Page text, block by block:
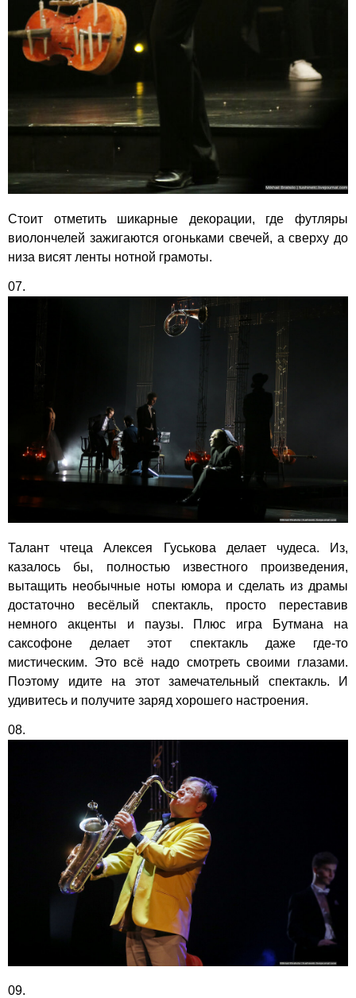
Стоит отметить шикарные декорации, где футляры
виолончелей зажигаются огоньками свечей, а сверху до
низа висят ленты нотной грамоты.
07.
Талант чтеца Алексея Гуськова делает чудеса. Из,
казалось бы, полностью известного произведения,
вытащить необычные ноты юмора и сделать из драмы
достаточно весёлый спектакль, просто переставив
немного акценты и паузы. Плюс игра Бутмана на
саксофоне делает этот спектакль даже где-то
мистическим. Это всё надо смотреть своими глазами.
Поэтому идите на этот замечательный спектакль. И
удивитесь и получите заряд хорошего настроения.
08.
09.